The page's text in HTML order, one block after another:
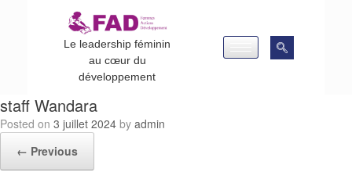
Le leadership féminin
au cœur du
développement
staff Wandara
Posted on 3 juillet 2024 by admin
← Previous